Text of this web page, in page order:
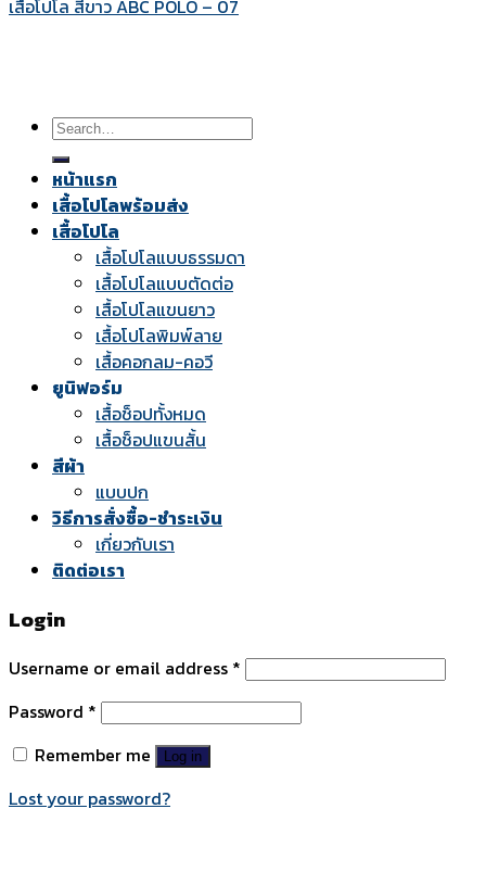
เสื้อโปโล สีขาว ABC POLO – 07
Search
for:
หน้าแรก
เสื้อโปโลพร้อมส่ง
เสื้อโปโล
เสื้อโปโลแบบธรรมดา
เสื้อโปโลแบบตัดต่อ
เสื้อโปโลแขนยาว
เสื้อโปโลพิมพ์ลาย
เสื้อคอกลม-คอวี
ยูนิฟอร์ม
เสื้อช็อปทั้งหมด
เสื้อช็อปแขนสั้น
สีผ้า
แบบปก
วิธีการสั่งซื้อ-ชำระเงิน
เกี่ยวกับเรา
ติดต่อเรา
Login
Username or email address *
Password *
Remember me
Log in
Lost your password?